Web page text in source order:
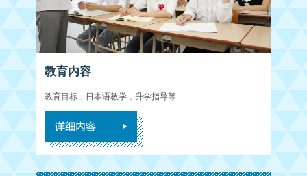
教育内容
教育目标，日本语教学，升学指导等